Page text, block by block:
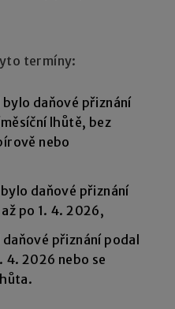
termíny:
daňové přiznání
lhůtě, bez
nebo
daňové přiznání
po 1. 4. 2026,
daňové přiznání podal
4. 2026 nebo se